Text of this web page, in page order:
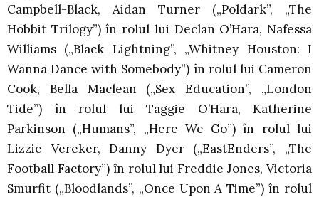
Campbell-Black, Aidan Turner („Poldark”, „The
Hobbit Trilogy”) în rolul lui Declan O’Hara, Nafessa
Williams („Black Lightning”, „Whitney Houston: I
Wanna Dance with Somebody”) în rolul lui Cameron
Cook, Bella Maclean („Sex Education”, „London
Tide”) în rolul lui Taggie O’Hara, Katherine
Parkinson („Humans”, „Here We Go”) în rolul lui
Lizzie Vereker, Danny Dyer („EastEnders”, „The
Football Factory”) în rolul lui Freddie Jones, Victoria
Smurfit („Bloodlands”, „Once Upon A Time”) în rolul